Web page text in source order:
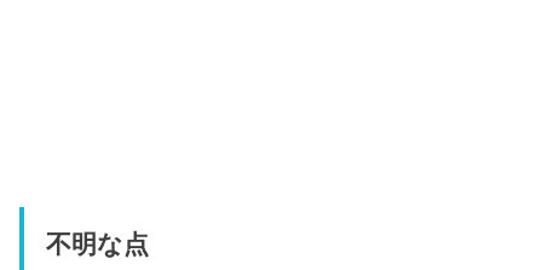
不明な点